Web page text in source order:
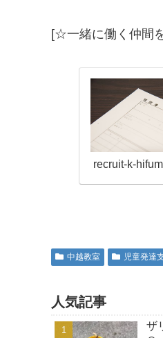
[☆一緒に働く仲間
recruit-k-
中越教室 児童発達
人気記事
ザ